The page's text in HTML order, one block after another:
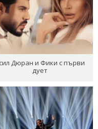
Дюран и Фики с първи
дует